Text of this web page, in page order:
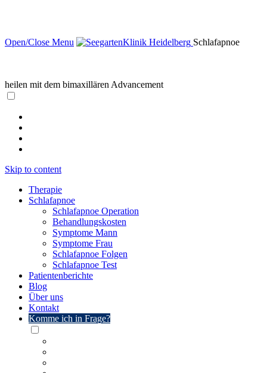
Open/Close Menu Schlafapnoe
heilen mit dem bimaxillären Advancement
Skip to content
Therapie
Schlafapnoe
Schlafapnoe Operation
Behandlungskosten
Symptome Mann
Symptome Frau
Schlafapnoe Folgen
Schlafapnoe Test
Patientenberichte
Blog
Über uns
Kontakt
Komme ich in Frage?